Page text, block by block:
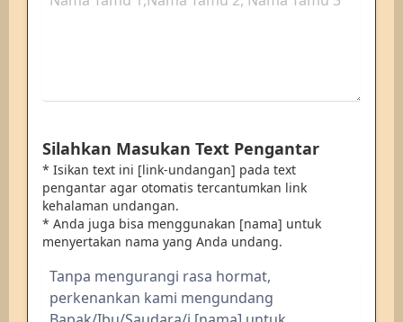
Silahkan Masukan Text Pengantar
* Isikan text ini [link-undangan] pada text
pengantar agar otomatis tercantumkan link
kehalaman undangan.
* Anda juga bisa menggunakan [nama] untuk
menyertakan nama yang Anda undang.